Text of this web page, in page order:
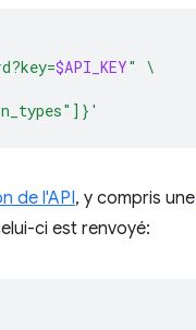
$API_KEY"
\
de l'API, y compris une
ci est renvoyé: